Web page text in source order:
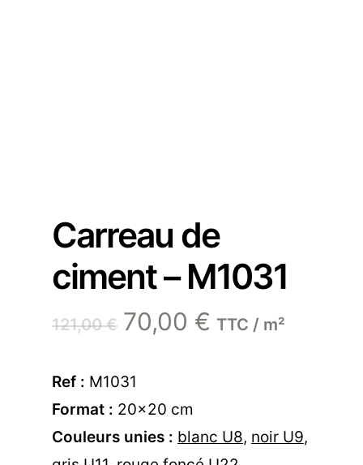
Carreau de
ciment – M1031
121,00€ Le
prix
initial
était :
121,00 €.
70,00 € Le
TTC / m²
Ref : M1031
Format : 20×20 cm
Couleurs unies : blanc U8, noir U9,